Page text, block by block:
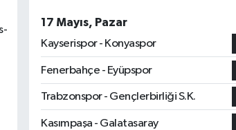
17 Mayıs, Pazar
Kayserispor - Konyaspor
Fenerbahçe - Eyüpspor
Trabzonspor - Gençlerbirliği S.K.
Kasımpaşa - Galatasaray